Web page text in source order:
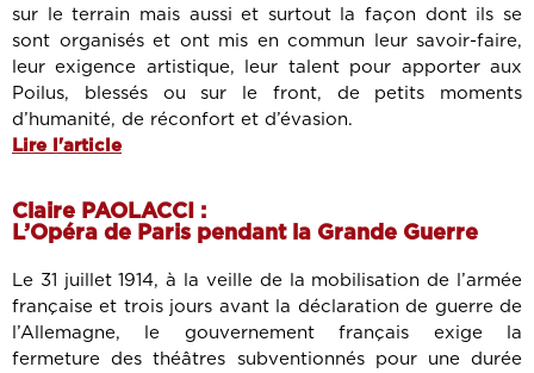
sur le terrain mais aussi et surtout la façon dont ils se
sont organisés et ont mis en commun leur savoir-faire,
leur exigence artistique, leur talent pour apporter aux
Poilus, blessés ou sur le front, de petits moments
d’humanité, de réconfort et d’évasion.
Lire l'article
Claire PAOLACCI :
L’Opéra de Paris pendant la Grande Guerre
Le 31 juillet 1914, à la veille de la mobilisation de l’armée
française et trois jours avant la déclaration de guerre de
l’Allemagne, le gouvernement français exige la
fermeture des théâtres subventionnés pour une durée